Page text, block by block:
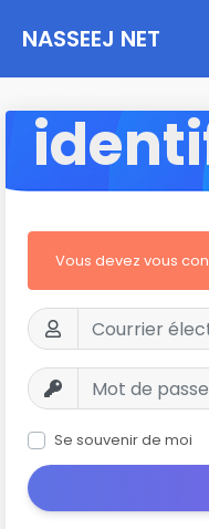
NASSEEJ NET
Vous devez vous
Se souvenir de moi